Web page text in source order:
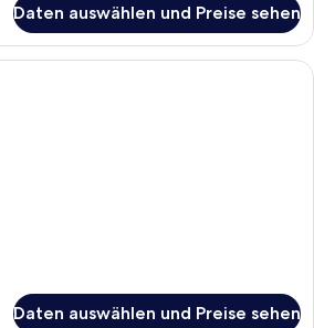
Daten auswählen und Preise sehen
Ein modernes Hotelzimmer mit
Daten auswählen und Preise sehen